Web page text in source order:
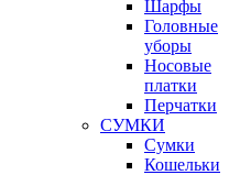
Шарфы
Головные
уборы
Носовые
платки
Перчатки
СУМКИ
Сумки
Кошельки